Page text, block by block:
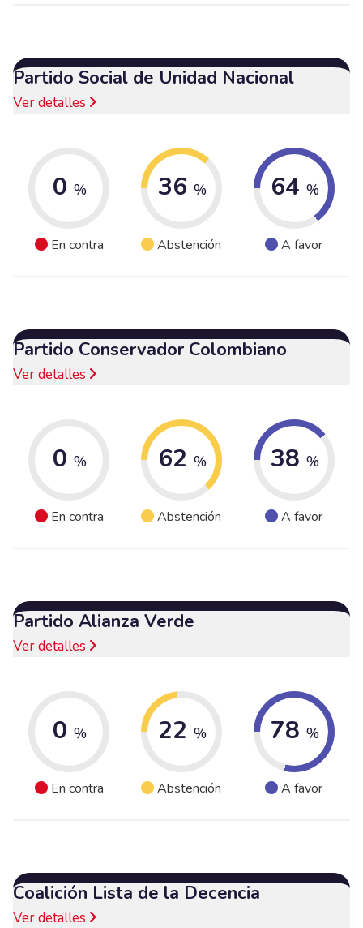
Partido Social de Unidad Nacional
Ver detalles
0 %
En contra
36 %
Abstención
64 %
A favor
Partido Conservador Colombiano
Ver detalles
0 %
En contra
62 %
Abstención
38 %
A favor
Partido Alianza Verde
Ver detalles
0 %
En contra
22 %
Abstención
78 %
A favor
Coalición Lista de la Decencia
Ver detalles